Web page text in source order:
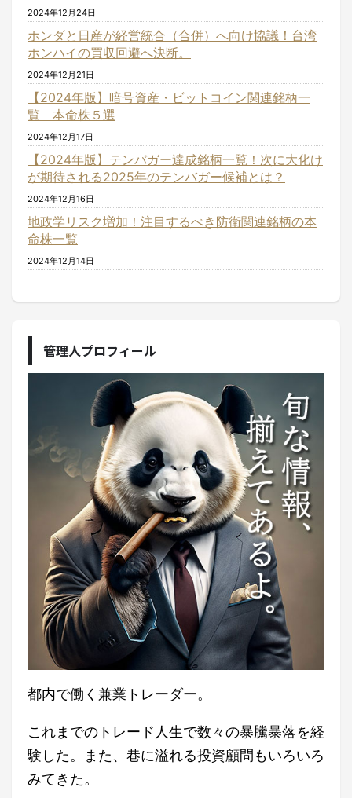
2024年12月24日
ホンダと日産が経営統合（合併）へ向け協議！台湾
ホンハイの買収回避へ決断。
2024年12月21日
【2024年版】暗号資産・ビットコイン関連銘柄一
覧 本命株５選
2024年12月17日
【2024年版】テンバガー達成銘柄一覧！次に大化け
が期待される2025年のテンバガー候補とは？
2024年12月16日
地政学リスク増加！注目するべき防衛関連銘柄の本
命株一覧
2024年12月14日
管理人プロフィール
都内で働く兼業トレーダー。
これまでのトレード人生で数々の暴騰暴落を経
験した。また、巷に溢れる投資顧問もいろいろ
みてきた。